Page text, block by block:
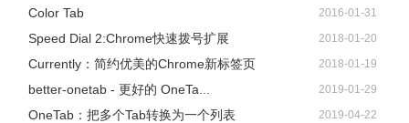
Color Tab 2016-01-31
Speed Dial 2:Chrome快速拨号扩展 2018-01-20
Currently：简约优美的Chrome新标签页 2018-01-19
better-onetab - 更好的 OneTa... 2019-01-29
OneTab：把多个Tab转换为一个列表 2019-04-22